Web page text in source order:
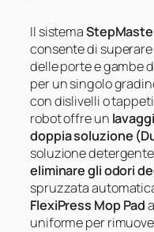
Il sistema
consente di
delle porte e gambe
per un singolo
con dislivelli o
robot offre un
doppia soluzione
soluzione
eliminare gli odori
spruzzata
FlexiPress Mop Pad
uniforme per